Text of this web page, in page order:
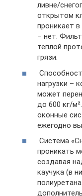
ливне/
открытом
проникает
– нет.
теплой
грязи.
нагрузки –
может
до 600 кг/
оконные
ежегодно
Система
проникать
создавая
каучука (в